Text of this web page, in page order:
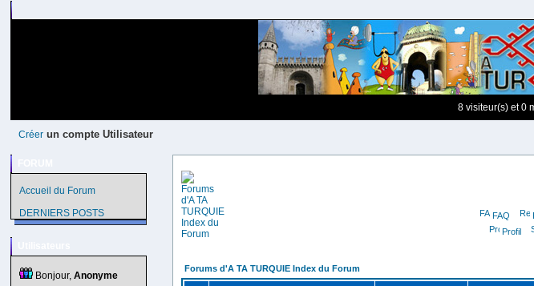
8 visiteur(s) et 0
Créer un compte Utilisateur
Accueil du Forum
DERNIERS POSTS
Bonjour, Anonyme
FAQ
Profil
Forums d'A TA TURQUIE Index du Forum